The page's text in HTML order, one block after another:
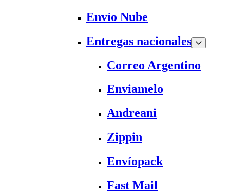
Envío Nube
Entregas nacionales
Correo Argentino
Enviamelo
Andreani
Zippin
Envíopack
Fast Mail